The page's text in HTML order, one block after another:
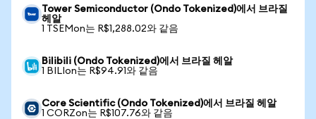
Tower Semiconductor (Ondo Tokenized)에서 브라질
헤알
1 TSEMon는 R$1,288.02와 같음
Bilibili (Ondo Tokenized)에서 브라질 헤알
1 BILIon는 R$94.91와 같음
Core Scientific (Ondo Tokenized)에서 브라질 헤알
1 CORZon는 R$107.76와 같음